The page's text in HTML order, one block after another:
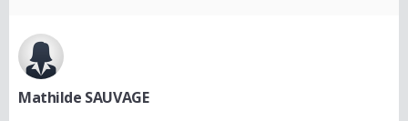
Mathilde SAUVAGE